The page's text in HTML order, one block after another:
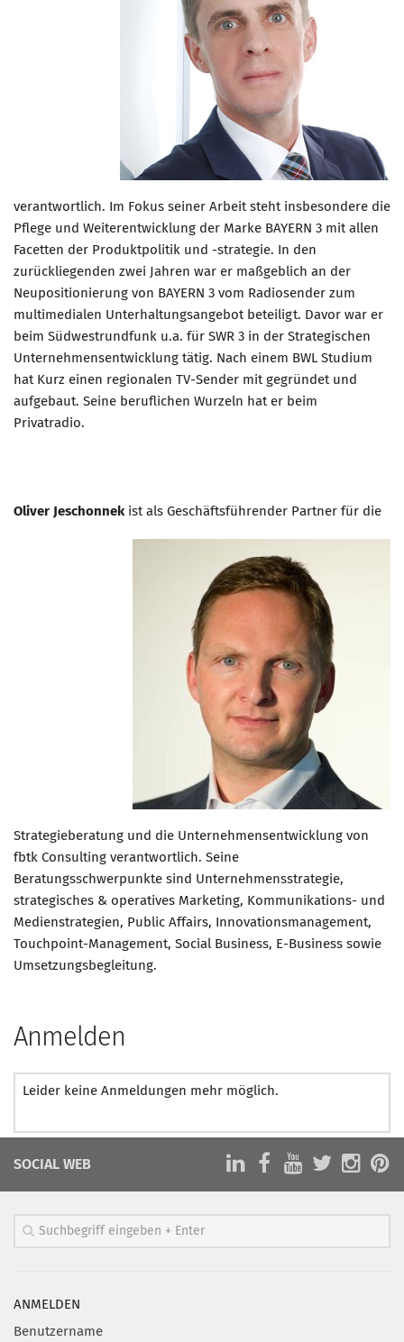
verantwortlich. Im Fokus seiner Arbeit steht insbesondere die
Pflege und Weiterentwicklung der Marke BAYERN 3 mit allen
Facetten der Produktpolitik und -strategie. In den
zurückliegenden zwei Jahren war er maßgeblich an der
Neupositionierung von BAYERN 3 vom Radiosender zum
multimedialen Unterhaltungsangebot beteiligt. Davor war er
beim Südwestrundfunk u.a. für SWR 3 in der Strategischen
Unternehmensentwicklung tätig. Nach einem BWL Studium
hat Kurz einen regionalen TV-Sender mit gegründet und
aufgebaut. Seine beruflichen Wurzeln hat er beim
Privatradio.
Oliver Jeschonnek ist als Geschäftsführender Partner für die
Strategieberatung und die Unternehmensentwicklung von
fbtk Consulting verantwortlich. Seine
Beratungsschwerpunkte sind Unternehmensstrategie,
strategisches & operatives Marketing, Kommunikations- und
Medienstrategien, Public Affairs, Innovationsmanagement,
Touchpoint-Management, Social Business, E-Business sowie
Umsetzungsbegleitung.
Anmelden
Leider keine Anmeldungen mehr möglich.
SOCIAL WEB
ANMELDEN
Benutzername